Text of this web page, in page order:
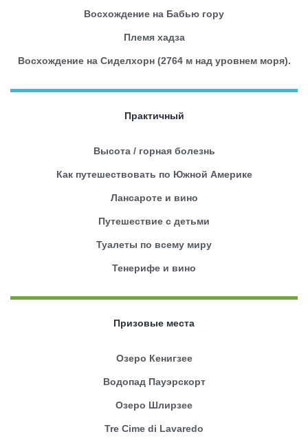
Восхождение на Бабью гору
Племя хадза
Восхождение на Сиделхорн (2764 м над уровнем моря).
Практичный
Высота / горная болезнь
Как путешествовать по Южной Америке
Лансароте и вино
Путешествие с детьми
Туалеты по всему миру
Тенерифе и вино
Призовые места
Озеро Кенигзее
Водопад Пауэрскорт
Озеро Шлирзее
Tre Cime di Lavaredo